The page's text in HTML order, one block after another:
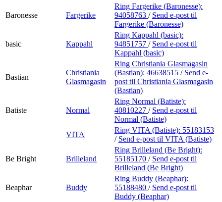
Baronesse Fargerike
Ring Fargerike (Baronesse):
94058763 / Send e-post til
Fargerike (Baronesse)
basic Kappahl
Ring Kappahl (basic):
94851757 / Send e-post til
Kappahl (basic)
Bastian
Christiania
Glasmagasin
Ring Christiania Glasmagasin
(Bastian): 46638515 / Send e-
post til Christiania Glasmagasin
(Bastian)
Batiste Normal
Ring Normal (Batiste):
40810227 / Send e-post til
Normal (Batiste)
VITA
Ring VITA (Batiste): 55183153
/ Send e-post til VITA (Batiste)
Be Bright Brilleland
Ring Brilleland (Be Bright):
55185170 / Send e-post til
Brilleland (Be Bright)
Beaphar Buddy
Ring Buddy (Beaphar):
55188480 / Send e-post til
Buddy (Beaphar)